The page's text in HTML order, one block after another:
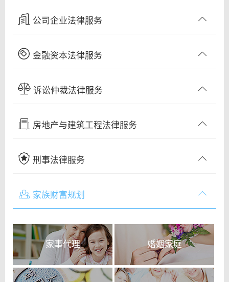
公司企业法律服务
金融资本法律服务
诉讼仲裁法律服务
房地产与建筑工程法律服务
刑事法律服务
家族财富规划
家事代理 婚姻家庭